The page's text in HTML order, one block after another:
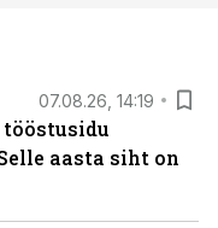
07.08.26, 14:19
aasta siht on